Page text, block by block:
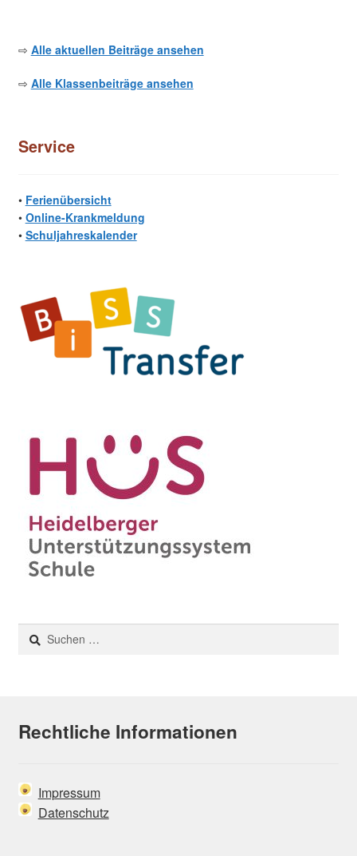
⇨ Alle aktuellen Beiträge ansehen
⇨ Alle Klassenbeiträge ansehen
Service
• Ferienübersicht
• Online-Krankmeldung
• Schuljahreskalender
Suchen
nach:
Rechtliche Informationen
Impressum
Datenschutz